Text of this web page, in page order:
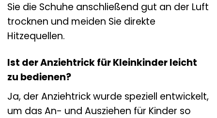
Sie die Schuhe anschließend gut an der Luft
trocknen und meiden Sie direkte
Hitzequellen.
Ist der Anziehtrick für Kleinkinder leicht
zu bedienen?
Ja, der Anziehtrick wurde speziell entwickelt,
um das An- und Ausziehen für Kinder so